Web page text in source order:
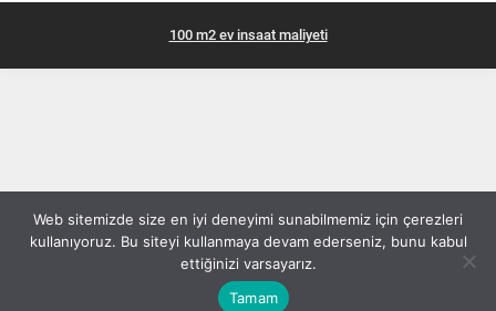
100 m2 ev insaat maliyeti
Web sitemizde size en iyi deneyimi sunabilmemiz için çerezleri
kullanıyoruz. Bu siteyi kullanmaya devam ederseniz, bunu kabul
ettiğinizi varsayarız.
Tamam